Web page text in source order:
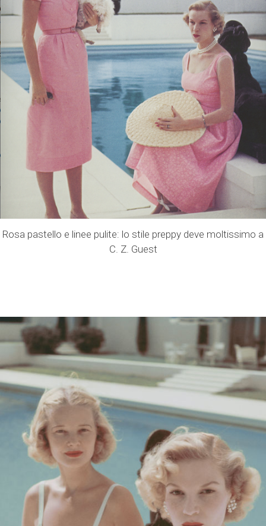
Rosa pastello e linee pulite: lo stile preppy deve moltissimo a
C. Z. Guest